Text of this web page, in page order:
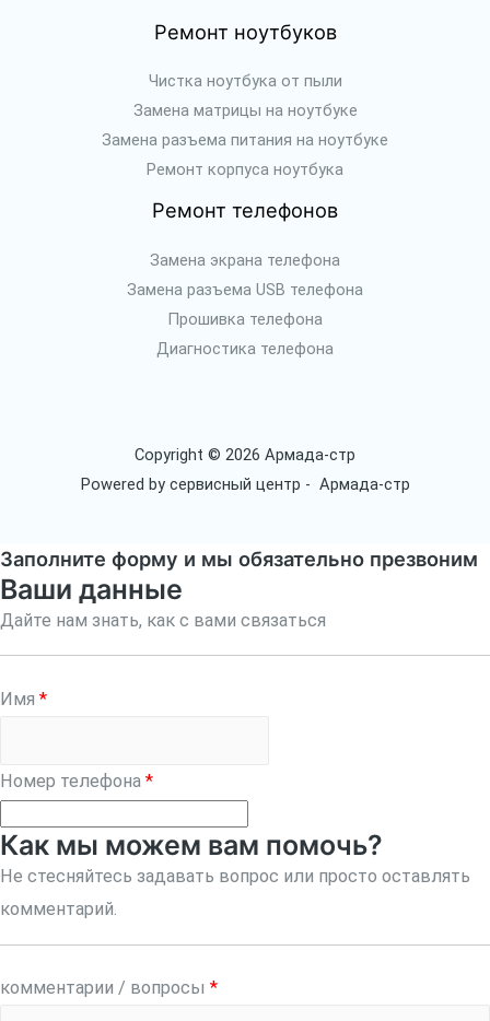
Ремонт ноутбуков
Чистка ноутбука от пыли
Замена матрицы на ноутбуке
Замена разъема питания на ноутбуке
Ремонт корпуса ноутбука
Ремонт телефонов
Замена экрана телефона
Замена разъема USB телефона
Прошивка телефона
Диагностика телефона
Copyright © 2026 Армада-стр
Powered by сервисный центр - Армада-стр
Заполните форму и мы обязательно презвоним
Ваши данные
Дайте нам знать, как с вами связаться
Имя *
Номер телефона *
Как мы можем вам помочь?
Не стесняйтесь задавать вопрос или просто оставлять
комментарий.
комментарии / вопросы *